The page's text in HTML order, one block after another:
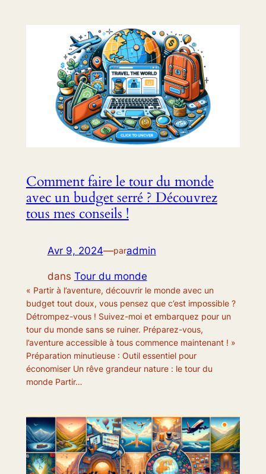
Comment faire le tour du monde
avec un budget serré ? Découvrez
tous mes conseils !
Avr 9, 2024—paradmin
dans Tour du monde
« Partir à l’aventure, découvrir le monde avec un
budget tout doux, vous pensez que c’est impossible ?
Détrompez-vous ! Suivez-moi et embarquez pour un
tour du monde sans se ruiner. Préparez-vous,
l’aventure accessible à tous commence maintenant ! »
Préparation minutieuse : Outil essentiel pour
économiser Un rêve grandeur nature : le tour du
monde Partir…